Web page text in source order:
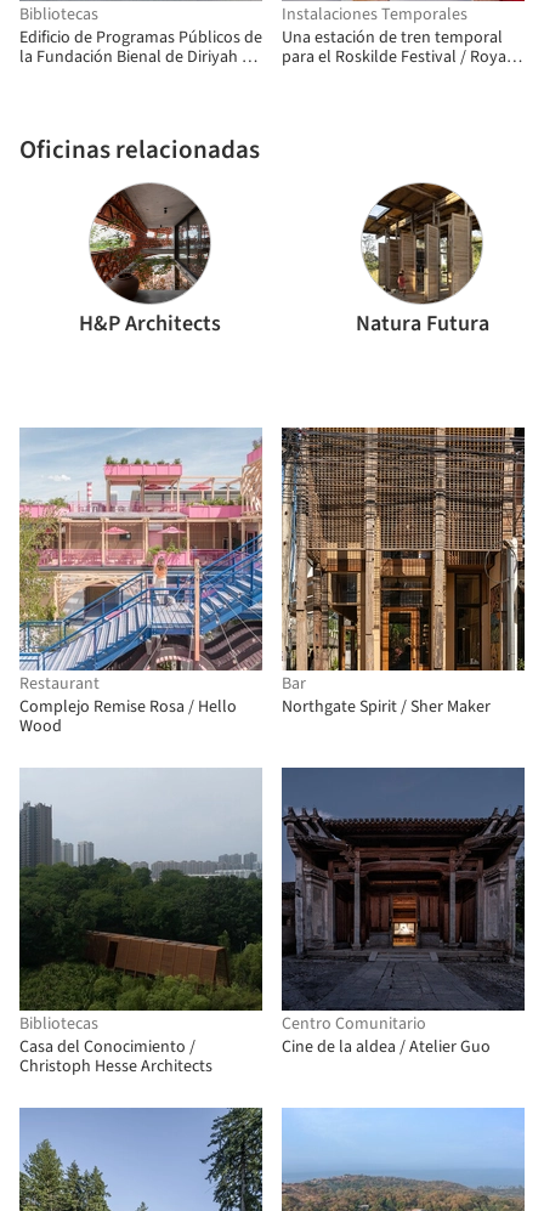
Bibliotecas
Edificio de Programas Públicos de
la Fundación Bienal de Diriyah /
Oficinas relacionadas
H&P Architects Natura Futura
Instalaciones Temporales
Una estación de tren temporal
para el Roskilde Festival / Royal
Restaurant
Complejo Remise Rosa / Hello
Wood
Bar
Northgate Spirit / Sher Maker
Bibliotecas
Casa del Conocimiento /
Christoph Hesse Architects
Centro Comunitario
Cine de la aldea / Atelier Guo